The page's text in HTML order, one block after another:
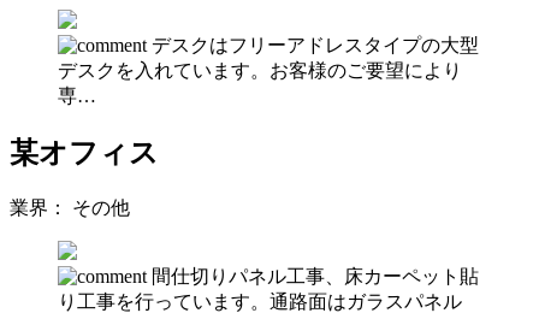
デスクはフリーアドレスタイプの大型
デスクを入れています。お客様のご要望により
専…
某オフィス
業界： その他
間仕切りパネル工事、床カーペット貼
り工事を行っています。通路面はガラスパネル